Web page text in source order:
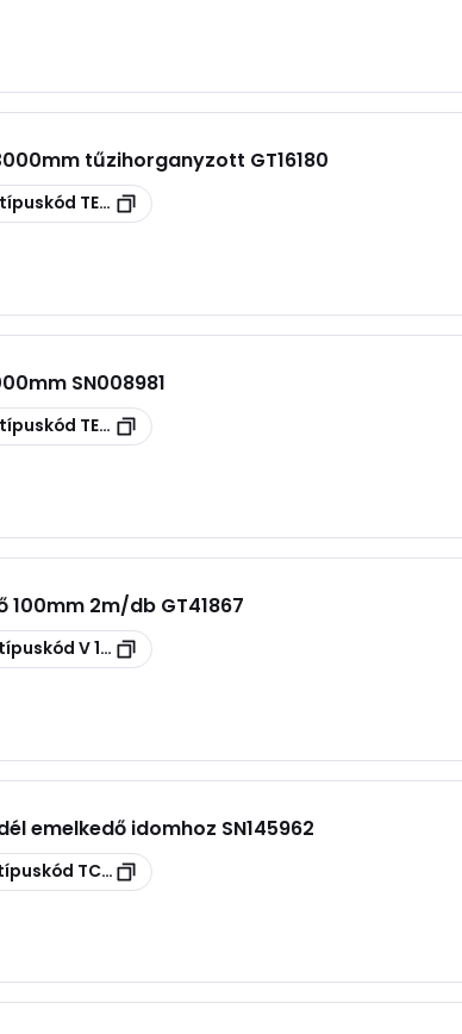
tűzihorganyzott GT16180
TERE 200 GC
SN008981
TERE 50 GS
2m/db GT41867
V 100 S
emelkedő idomhoz SN145962
TCCERC 150 GS